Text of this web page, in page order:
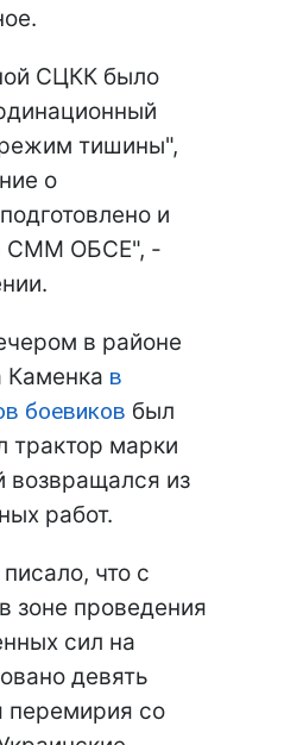
СЦКК было
тишины",
о
и
СММ ОБСЕ", -
в районе
Каменка в
боевиков был
трактор марки
возвращался из
работ.
что с
зоне проведения
сил на
девять
перемирия со